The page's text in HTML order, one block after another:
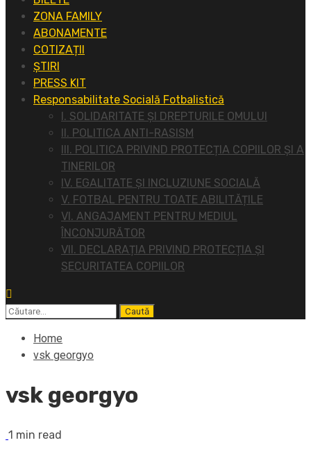
ZONA FAMILY
ABONAMENTE
COTIZAȚII
ȘTIRI
PRESS KIT
Responsabilitate Socială Fotbalistică
I. SOLIDARITATE ȘI DREPTURILE OMULUI
II. POLITICA ANTI-RASISM
III. POLITICA PRIVIND PROTECȚIA COPIILOR ȘI A
TINERILOR
IV. EGALITATE ȘI INCLUZIUNE SOCIALĂ
V. FOTBAL PENTRU TOATE ABILITĂȚILE
VI. ANGAJAMENT PENTRU MEDIUL
ÎNCONJURĂTOR
VII. DECLARAȚIA PRIVIND PROTECȚIA ȘI
SECURITATEA COPIILOR
Caută
Home
vsk georgyo
vsk georgyo
1 min read